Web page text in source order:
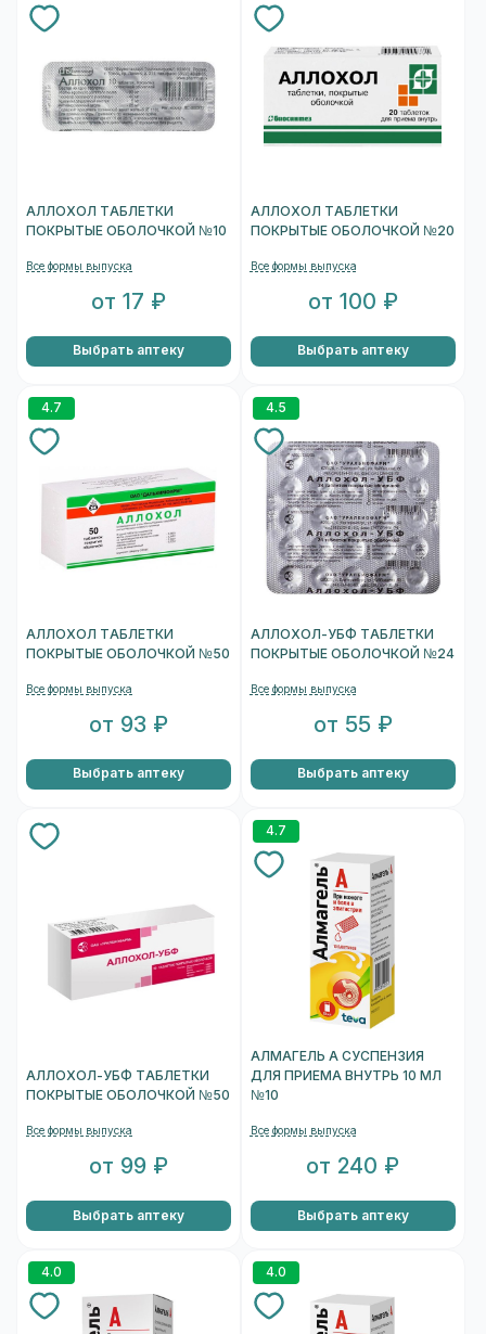
АЛЛОХОЛ ТАБЛЕТКИ
ПОКРЫТЫЕ ОБОЛОЧКОЙ №10
Все формы выпуска
от 17 ₽
Выбрать аптеку
АЛЛОХОЛ ТАБЛЕТКИ
ПОКРЫТЫЕ ОБОЛОЧКОЙ №20
Все формы выпуска
от 100 ₽
Выбрать аптеку
4.7
АЛЛОХОЛ ТАБЛЕТКИ
ПОКРЫТЫЕ ОБОЛОЧКОЙ №50
Все формы выпуска
от 93 ₽
Выбрать аптеку
4.5
АЛЛОХОЛ-УБФ ТАБЛЕТКИ
ПОКРЫТЫЕ ОБОЛОЧКОЙ №24
Все формы выпуска
от 55 ₽
Выбрать аптеку
АЛЛОХОЛ-УБФ ТАБЛЕТКИ
ПОКРЫТЫЕ ОБОЛОЧКОЙ №50
Все формы выпуска
от 99 ₽
Выбрать аптеку
4.7
АЛМАГЕЛЬ А СУСПЕНЗИЯ
ДЛЯ ПРИЕМА ВНУТРЬ 10 МЛ
№10
Все формы выпуска
от 240 ₽
Выбрать аптеку
4.0 4.0